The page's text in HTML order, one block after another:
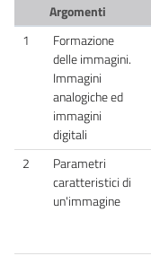
Argomenti
1
Formazione
delle immagini.
Immagini
analogiche ed
immagini
digitali
2
Parametri
caratteristici di
un'immagine